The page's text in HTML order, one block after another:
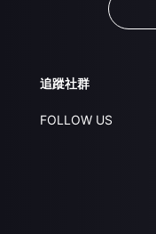
追蹤社群
FOLLOW US